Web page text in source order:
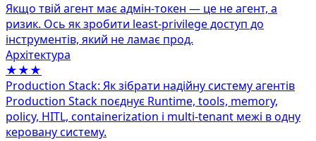
Якщо твій агент має адмін‑токен — це не агент, а
ризик. Ось як зробити least‑privilege доступ до
інструментів, який не ламає прод.
Архітектура
★★★
Production Stack: Як зібрати надійну систему агентів
Production Stack поєднує Runtime, tools, memory,
policy, HITL, containerization і multi-tenant межі в одну
керовану систему.